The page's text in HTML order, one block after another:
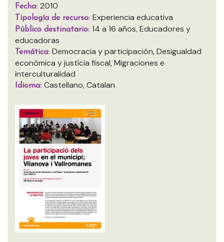
Fecha: 2010
Tipología de recurso: Experiencia educativa
Público destinatario: 14 a 16 años, Educadores y
educadoras
Temática: Democracia y participación, Desigualdad
económica y justícia fiscal, Migraciones e
interculturalidad
Idioma: Castellano, Catalan